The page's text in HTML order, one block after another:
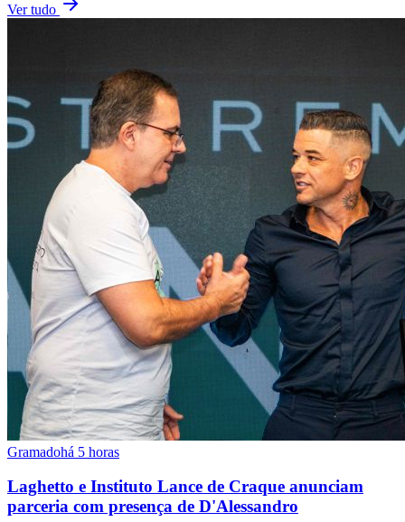
Ver tudo
Gramadohá 5 horas
Laghetto e Instituto Lance de Craque anunciam
parceria com presença de D'Alessandro